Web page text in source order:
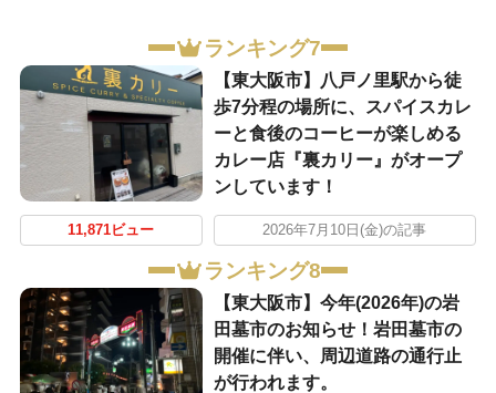
ランキング7
【東大阪市】八戸ノ里駅から徒
歩7分程の場所に、スパイスカレ
ーと食後のコーヒーが楽しめる
カレー店『裏カリー』がオープ
ンしています！
11,871ビュー 2026年7月10日(金)の記事
ランキング8
【東大阪市】今年(2026年)の岩
田墓市のお知らせ！岩田墓市の
開催に伴い、周辺道路の通行止
が行われます。